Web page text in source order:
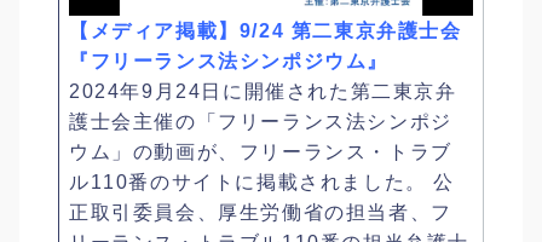
【メディア掲載】9/24 第二東京弁護士会
『フリーランス法シンポジウム』
2024年9月24日に開催された第二東京弁
護士会主催の「フリーランス法シンポジ
ウム」の動画が、フリーランス・トラブ
ル110番のサイトに掲載されました。 公
正取引委員会、厚生労働省の担当者、フ